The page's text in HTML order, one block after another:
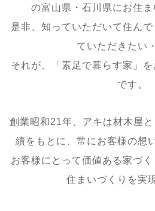
の富山県・石川県にお住ま
是非、知っていただいて住ん
ていただきたい
それが、「素足で暮らす家」
です。
創業昭和21年、アキは材木屋
績をもとに、常にお客様の想
お客様にとって価値ある家づく
住まいづくりを実